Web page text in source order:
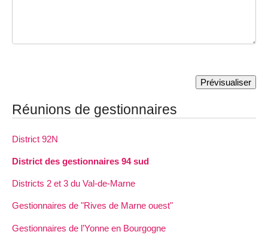
Réunions de gestionnaires
District 92N
District des gestionnaires 94 sud
Districts 2 et 3 du Val-de-Marne
Gestionnaires de "Rives de Marne ouest"
Gestionnaires de l’Yonne en Bourgogne